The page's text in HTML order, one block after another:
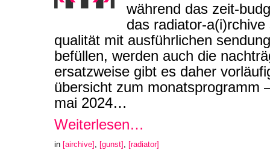
während das zeit-
das radiator-
qualität mit ausführlichen
befüllen, werden auch die
ersatzweise gibt es daher
übersicht zum monatsprogramm
mai 2024…
Weiterlesen…
in [airchive] , [gunst] , [radiator]